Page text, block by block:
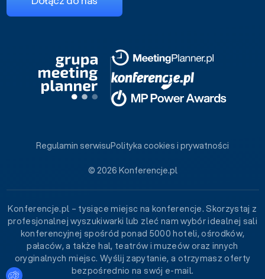
© 2026 Konferencje.pl
Regulamin serwisuPolityka cookies i prywatności
Konferencje.pl – tysiące miejsc na konferencje. Skorzystaj z
profesjonalnej wyszukiwarki lub zleć nam wybór idealnej sali
konferencyjnej spośród ponad 5000 hoteli, ośrodków,
pałaców, a także hal, teatrów i muzeów oraz innych
oryginalnych miejsc. Wyślij zapytanie, a otrzymasz oferty
bezpośrednio na swój e-mail.
Ustawienia plików cookies